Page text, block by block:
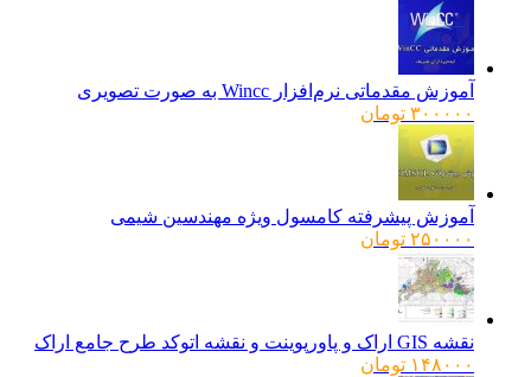
آموزش مقدماتی نرم‌افزار Wincc به صورت تصویری
۳۰۰۰۰۰ تومان
آموزش پیشرفته کامسول ویژه مهندسین شیمی
۲۵۰۰۰۰ تومان
نقشه GIS اراک و پاورپوینت و نقشه اتوکد طرح جامع اراک
۱۴۸۰۰۰ تومان